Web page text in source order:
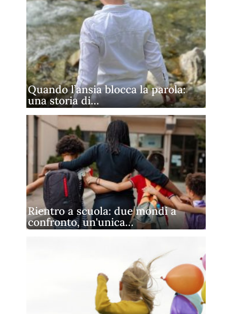
Quando l’ansia blocca la parola:
una storia di…
Rientro a scuola: due mondi a
confronto, un'unica…